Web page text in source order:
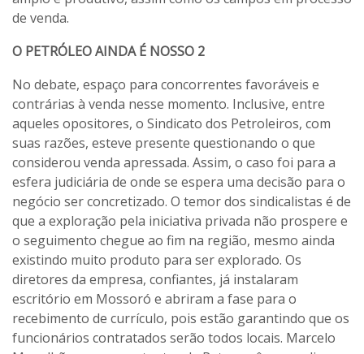
de venda.
O PETRÓLEO AINDA É NOSSO 2
No debate, espaço para concorrentes favoráveis e
contrárias à venda nesse momento. Inclusive, entre
aqueles opositores, o Sindicato dos Petroleiros, com
suas razões, esteve presente questionando o que
considerou venda apressada. Assim, o caso foi para a
esfera judiciária de onde se espera uma decisão para o
negócio ser concretizado. O temor dos sindicalistas é de
que a exploração pela iniciativa privada não prospere e
o seguimento chegue ao fim na região, mesmo ainda
existindo muito produto para ser explorado. Os
diretores da empresa, confiantes, já instalaram
escritório em Mossoró e abriram a fase para o
recebimento de currículo, pois estão garantindo que os
funcionários contratados serão todos locais. Marcelo